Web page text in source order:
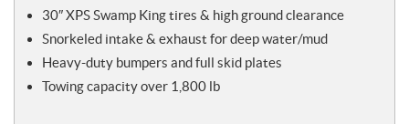
30″ XPS Swamp King tires & high ground clearance
Snorkeled intake & exhaust for deep water/mud
Heavy-duty bumpers and full skid plates
Towing capacity over 1,800 lb